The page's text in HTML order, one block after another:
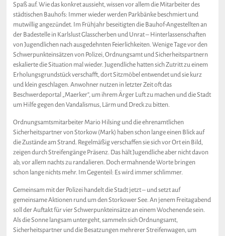
Spaß auf. Wie das konkret aussieht, wissen vor allem die Mitarbeiter des
städtischen Bauhofs: Immer wieder werden Parkbänke beschmiert und
mutwillig angezündet. Im Frühjahr beseitigten die Bauhof-Angestellten an
der Badestelle in Karlslust Glasscherben und Unrat – Hinterlassenschaften
von Jugendlichen nach ausgedehnten Feierlichkeiten. Wenige Tage vor den
Schwerpunkteinsätzen von Polizei, Ordnungsamt und Sicherheitspartnern
eskalierte die Situation mal wieder. Jugendliche hatten sich Zutritt zu einem
Erholungsgrundstück verschafft, dort Sitzmöbel entwendet und sie kurz
und klein geschlagen. Anwohner nutzen in letzter Zeit oft das
Beschwerdeportal „Maerker“, um ihrem Ärger Luft zu machen und die Stadt
um Hilfe gegen den Vandalismus, Lärm und Dreck zu bitten.
Ordnungsamtsmitarbeiter Mario Hilsing und die ehrenamtlichen
Sicherheitspartner von Storkow (Mark) haben schon lange einen Blick auf
die Zustände am Strand. Regelmäßig verschaffen sie sich vor Ort ein Bild,
zeigen durch Streifengänge Präsenz. Das hält Jugendliche aber nicht davon
ab, vor allem nachts zu randalieren. Doch ermahnende Worte bringen
schon lange nichts mehr. Im Gegenteil: Es wird immer schlimmer.
Gemeinsam mit der Polizei handelt die Stadt jetzt – und setzt auf
gemeinsame Aktionen rund um den Storkower See. An jenem Freitagabend
soll der Auftakt für vier Schwerpunkteinsätze an einem Wochenende sein.
Als die Sonne langsam untergeht, sammeln sich Ordnungsamt,
Sicherheitspartner und die Besatzungen mehrerer Streifenwagen, um